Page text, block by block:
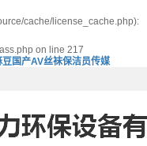
cache/license_cache.php):
on line 217
国产AV丝袜保洁员传媒